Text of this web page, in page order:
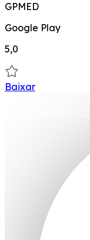
GPMED
Google Play
5,0
Baixar